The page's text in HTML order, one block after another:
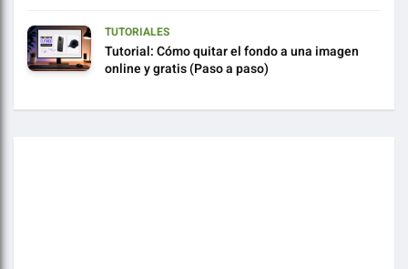
TUTORIALES
Tutorial: Cómo quitar el fondo a una imagen
online y gratis (Paso a paso)